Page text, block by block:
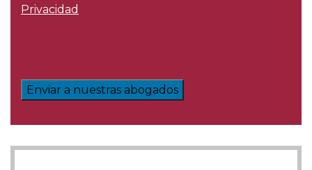
Privacidad
Enviar a nuestras abogados